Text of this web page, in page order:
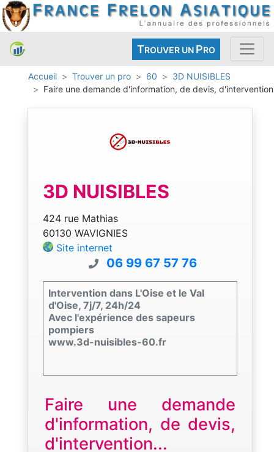
TROUVER UN PRO
Accueil Trouver un pro 60
3D NUISIBLES
Faire une demande d'information, de devis, d'intervention
3D NUISIBLES
424 rue Mathias
60130 WAVIGNIES
Site internet
06 99 67 57 76
Intervention dans L'Oise et le Val
d'Oise, 7j/7, 24h/24
Avec l'expérience des sapeurs
pompiers
www.3d-nuisibles-60.fr
Faire une demande
d'information, de devis,
d'intervention...